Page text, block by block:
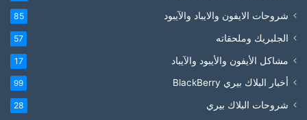
شروحات الايفون والايباد والآيبود 85
الجلبريك وملحقاته 57
مشاكل الأيفون والأيبود والآيباد 17
أخبار البلاك بيري BlackBerry 99
شروحات البلاك بيري 28